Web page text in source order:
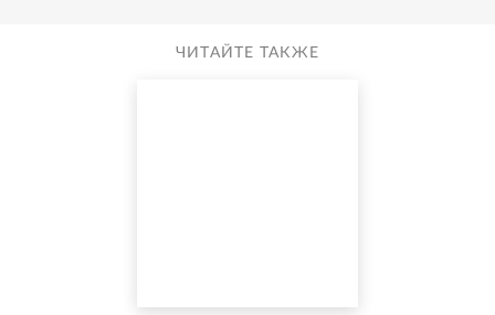
ЧИТАЙТЕ ТАКЖЕ